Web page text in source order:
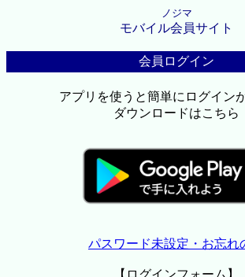
ノジマ
モバイル会員サイト
会員ログイン
アプリを使うと簡単にログイン
ダウンロードはこちら
パスワード未設定・お忘れ